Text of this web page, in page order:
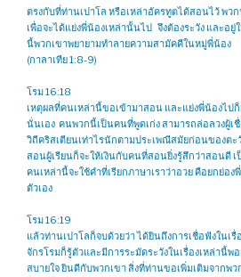
ตรงกับที่ท่านเปาโล หรือเหล่าอัครทูตได้สอนไว้ พว
เพื่อจะได้แย่งพี่น้องเหล่านั้นไป จึงต้องระวัง และอยู่
นี้พวกเขาพยายามทำลายความสามัคคีในหมู่พี่น้อง
(กาลาเทีย 1:8-9)
โรม 16:18
เหตุผลที่คนเหล่านี้ขอเข้ามาสอน และแย่งพี่น้องไปก็
นั่นเอง คนพวกนี้เป็นคนที่พูดเก่ง สามารถล่อลวงผู้เ
วิถีคริสเตียนเท่าไรนักตามประเพณีสมัยก่อนของต
สอนผู้เรียนก็จะให้เงินกับคนที่สอนยิ่งรู้สึกว่าสอนดี
คนเหล่านี้จะใช้คำที่เรียกภาษาเราว่าอวย คือยกย่อ
ตัวเอง
โรม 16:19
แล้วท่านเปาโลก็จบด้วยว่า ได้ยินถึงการเชื่อฟังในเ
จักรโรมก็รู้ตัวและมีการระมัดระวังในเรื่องเหล่านี้พ
สบายใจ ยินดีกับพวกเขา สิ่งที่ท่านขอเพิ่มเติมจากพ